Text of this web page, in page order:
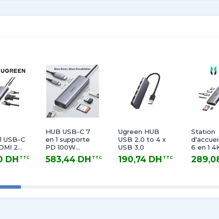
gigabit (1 Gbps)
100W via USB-C
USB-C
2
DH TTC
HUB USB-C 7
en 1 supporte
PD 100W
recharge
(CM512)
583,44 DH TTC
Ugreen HUB
USB 2.0 to 4 x
USB 3.0
190,74 DH TTC
Station
6 en 1